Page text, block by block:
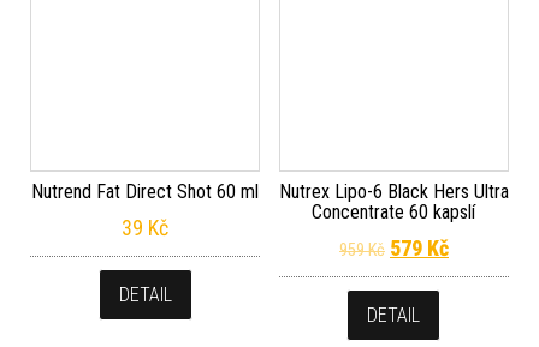
Nutrend Fat Direct Shot 60 ml
39 Kč
DETAIL
Nutrex Lipo-6 Black Hers Ultra
Concentrate 60 kapslí
959Kč Původní cena
579 KčAktuální
DETAIL